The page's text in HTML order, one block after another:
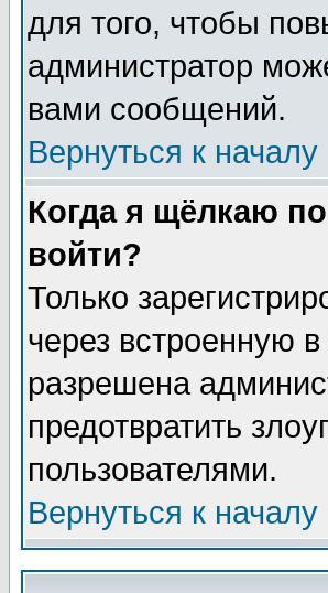
для того, чтобы
администратор
вами сообщений.
Вернуться к началу
Когда я щёлкаю
войти?
Только
через встроенную
разрешена
предотвратить
пользователями.
Вернуться к началу